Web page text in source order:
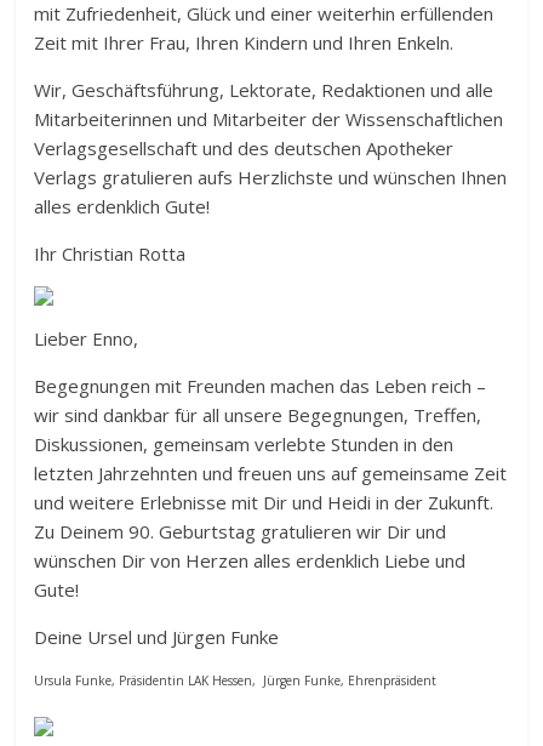
mit Zufriedenheit, Glück und einer weiterhin erfüllenden
Zeit mit Ihrer Frau, Ihren Kindern und Ihren Enkeln.
Wir, Geschäftsführung, Lektorate, Redaktionen und alle
Mitarbeiterinnen und Mitarbeiter der Wissenschaftlichen
Verlagsgesellschaft und des deutschen Apotheker
Verlags gratulieren aufs Herzlichste und wünschen Ihnen
alles erdenklich Gute!
Ihr Christian Rotta
Lieber Enno,
Begegnungen mit Freunden machen das Leben reich –
wir sind dankbar für all unsere Begegnungen, Treffen,
Diskussionen, gemeinsam verlebte Stunden in den
letzten Jahrzehnten und freuen uns auf gemeinsame Zeit
und weitere Erlebnisse mit Dir und Heidi in der Zukunft.
Zu Deinem 90. Geburtstag gratulieren wir Dir und
wünschen Dir von Herzen alles erdenklich Liebe und
Gute!
Deine Ursel und Jürgen Funke
Ursula Funke, Präsidentin LAK Hessen, Jürgen Funke, Ehrenpräsident